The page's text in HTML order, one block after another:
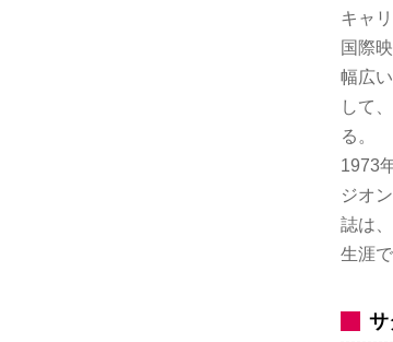
キャ
国際
幅広
して
る。
1973
ジオ
誌は
生涯